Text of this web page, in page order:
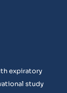
expiratory
study